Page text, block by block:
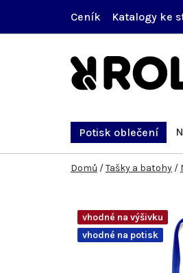
obsah
Ceník Katalogy ke
Potisk oblečení
Domů /Tašky a batohy /
vhodné na výšivku
vhodné na potisk